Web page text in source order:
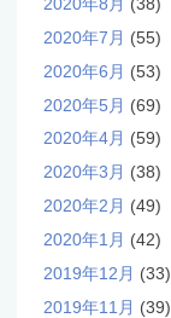
2020年7月 (55)
2020年6月 (53)
2020年5月 (69)
2020年4月 (59)
2020年3月 (38)
2020年2月 (49)
2020年1月 (42)
2019年12月 (33)
2019年11月 (39)